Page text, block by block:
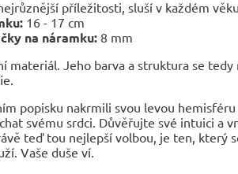
příležitosti, sluší v každém
16 - 17 cm
na náramku: 8 mm
materiál. Jeho barva a struktura se
popisku nakrmili svou levou
svému srdci. Důvěřujte své intuici a
teď tou nejlepší volbou, je ten, který
Vaše duše ví.